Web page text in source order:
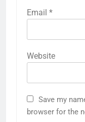
Email *
Website
Save my
browser for the